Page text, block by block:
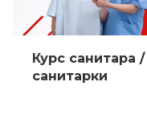
Курс санитара /
санитарки